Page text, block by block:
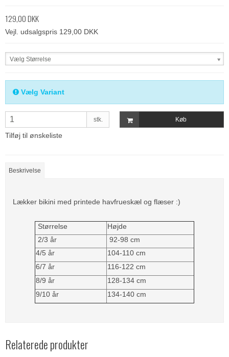
129,00 DKK
Vejl. udsalgspris 129,00 DKK
Vælg Størrelse
Vælg Variant
stk. Køb
Tilføj til ønskeliste
Beskrivelse
Lækker bikini med printede havfrueskæl og flæser :)
Størrelse
Højde
2/3 år
92-98 cm
4/5 år
104-110 cm
6/7 år
116-122 cm
8/9 år
128-134 cm
9/10 år
134-140 cm
Relaterede produkter